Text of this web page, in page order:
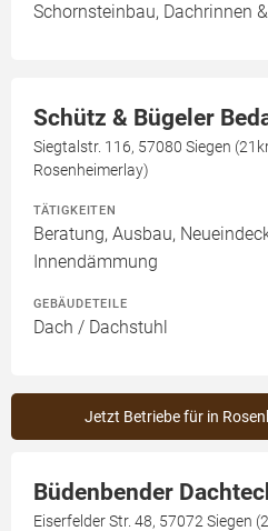
Schornsteinbau, Dachrinnen
Schütz & Bügeler
Siegtalstr. 116, 57080 Siegen
Rosenheimerlay)
TÄTIGKEITEN
Beratung, Ausbau,
Innendämmung
GEBÄUDETEILE
Dach / Dachstuhl
Jetzt Betriebe für in
Büdenbender
Eiserfelder Str. 48, 57072 Siegen